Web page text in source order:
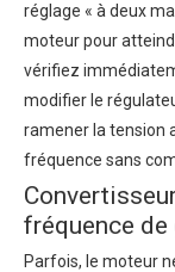
réglage « à deux
moteur pour
vérifiez
modifier le
ramener la tension
fréquence sans
fréquence de
Parfois, le moteur